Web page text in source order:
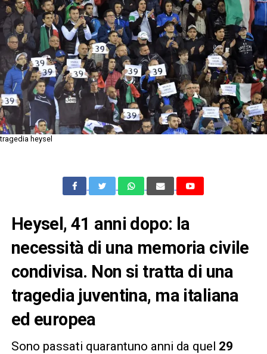
tragedia heysel
Heysel, 41 anni dopo: la
necessità di una memoria civile
condivisa. Non si tratta di una
tragedia juventina, ma italiana
ed europea
Sono passati quarantuno anni da quel 29